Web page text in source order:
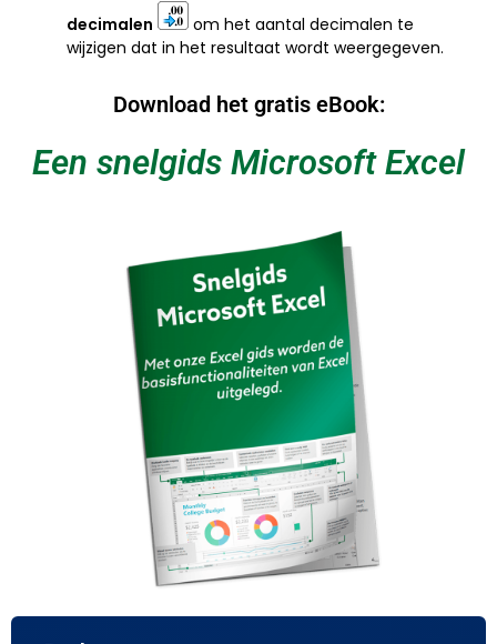
decimalen
om het aantal decimalen te
wijzigen dat in het resultaat wordt weergegeven.
Download het gratis eBook:
Een snelgids Microsoft Excel